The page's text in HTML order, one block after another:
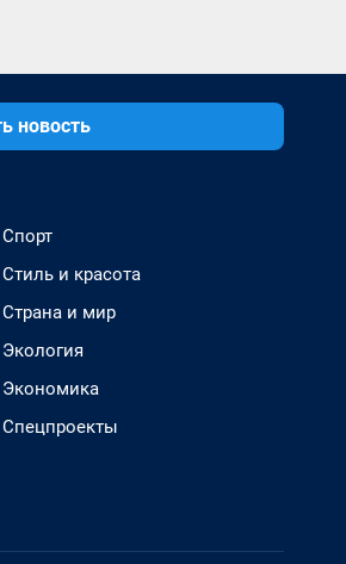
новость
Спорт
Стиль и красота
Страна и мир
Экология
Экономика
Спецпроекты